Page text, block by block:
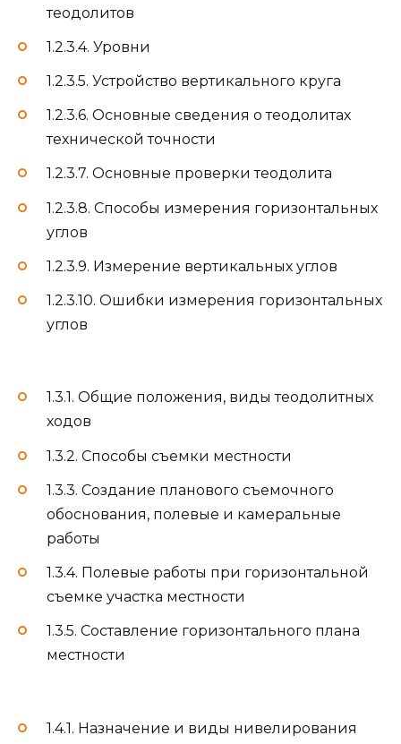
теодолитов
1.2.3.4. Уровни
1.2.3.5. Устройство вертикального круга
1.2.3.6. Основные сведения о теодолитах
технической точности
1.2.3.7. Основные проверки теодолита
1.2.3.8. Способы измерения горизонтальных
углов
1.2.3.9. Измерение вертикальных углов
1.2.3.10. Ошибки измерения горизонтальных
углов
1.3.1. Общие положения, виды теодолитных
ходов
1.3.2. Способы съемки местности
1.3.3. Создание планового съемочного
обоснования, полевые и камеральные
работы
1.3.4. Полевые работы при горизонтальной
съемке участка местности
1.3.5. Составление горизонтального плана
местности
1.4.1. Назначение и виды нивелирования